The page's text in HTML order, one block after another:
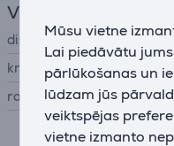
Mūsu vietne
Lai piedāvātu
pārlūkošanas un
lūdzam jūs
veiktspējas
vietne izmanto
Vispārējais
displejs
krāsa
ražotājs